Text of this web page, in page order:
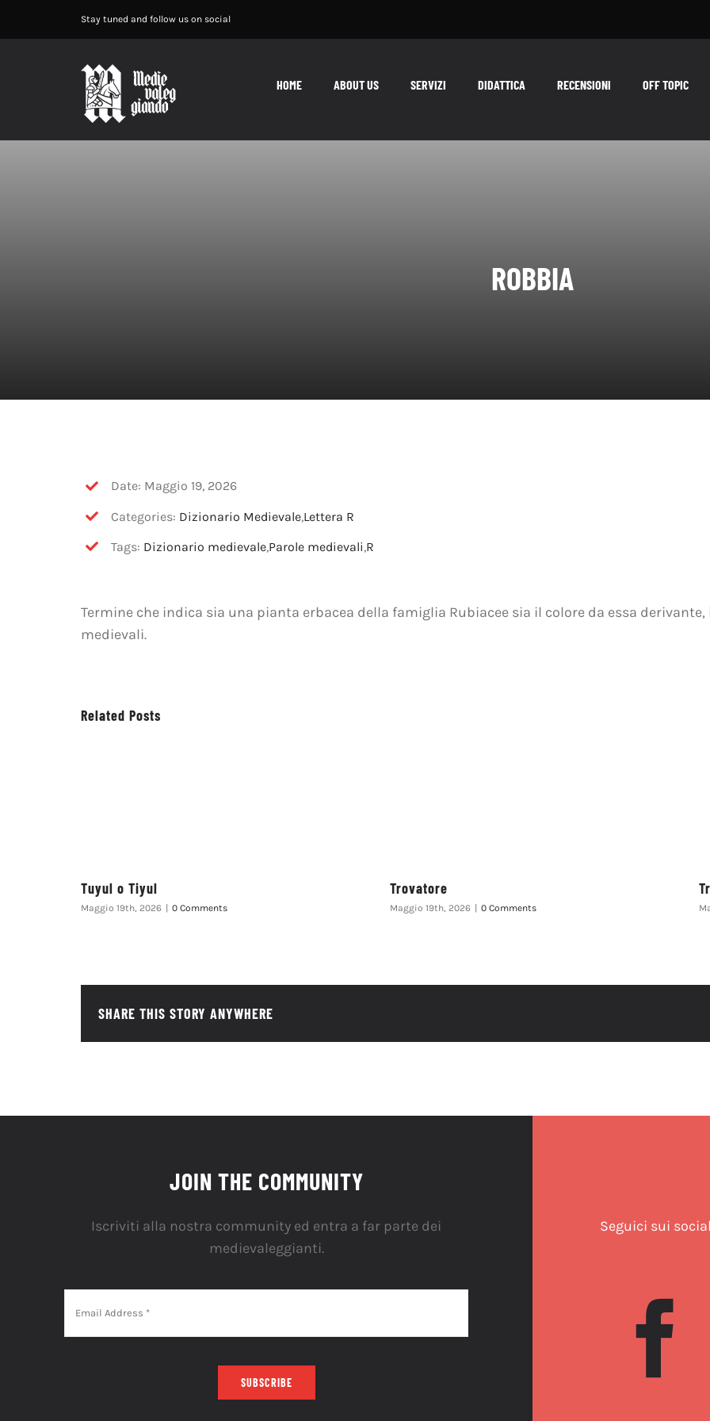
Stay tuned and follow us on social
HOME ABOUT US SERVIZI DIDATTICA RECENSIONI OFF TOPIC
ROBBIA
Date: Maggio 19, 2026
Categories: Dizionario Medievale,Lettera R
Tags: Dizionario medievale,Parole medievali,R
Termine che indica sia una pianta erbacea della famiglia Rubiacee sia il colore da essa
medievali.
Related Posts
Tuyul o Tiyul
Maggio 19th, 2026 0 Comments
Trovatore
Maggio 19th, 2026 0 Comments
SHARE THIS STORY ANYWHERE
JOIN THE COMMUNITY
Iscriviti alla nostra community ed entra a far parte dei
medievaleggianti.
SUBSCRIBE
Seguici sui